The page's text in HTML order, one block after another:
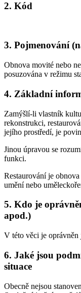
2. Kód
3. Pojmenování
Obnova movité nebo
posuzována v režimu
4. Základní
Zamýšlí-li vlastník
rekonstrukci,
jejího prostředí, je
Jinou úpravou se
funkci.
Restaurování je
umění nebo
5. Kdo je
apod.)
V této věci je
6. Jaké jsou
situace
Obecně nejsou